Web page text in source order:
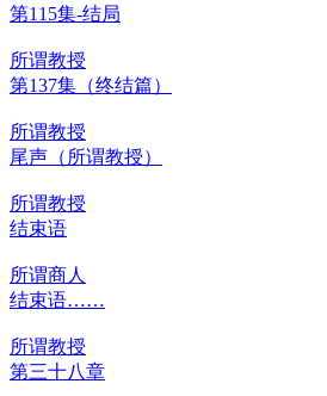
第115集-结局
所谓教授
第137集（终结篇）
所谓教授
尾声（所谓教授）
所谓教授
结束语
所谓商人
结束语……
所谓教授
第三十八章